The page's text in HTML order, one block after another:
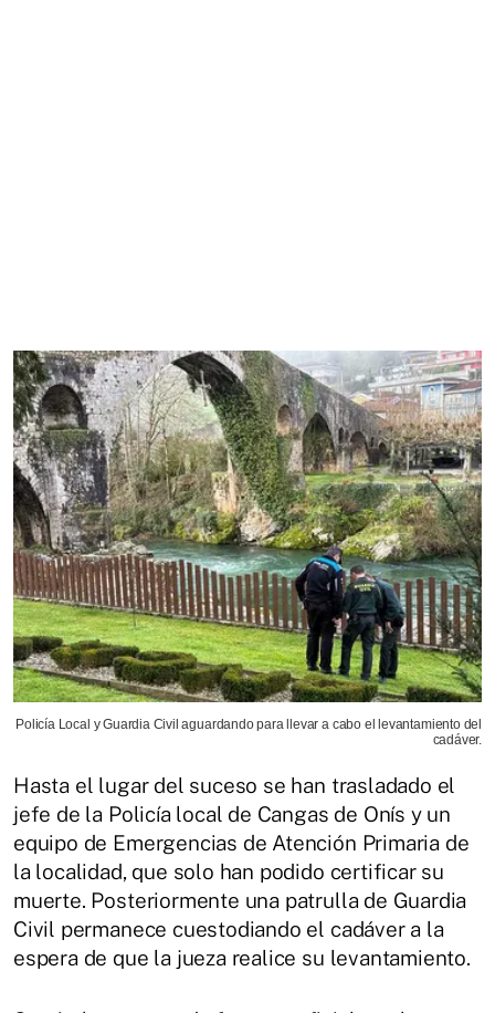
Policía Local y Guardia Civil aguardando para llevar a cabo el levantamiento del
cadáver.
Hasta el lugar del suceso se han trasladado el
jefe de la Policía local de Cangas de Onís y un
equipo de Emergencias de Atención Primaria de
la localidad, que solo han podido certificar su
muerte. Posteriormente una patrulla de Guardia
Civil permanece cuestodiando el cadáver a la
espera de que la jueza realice su levantamiento.